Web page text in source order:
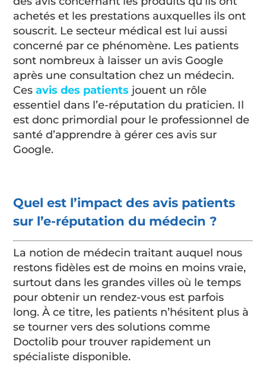
achetés et les prestations auxquelles ils ont
souscrit. Le secteur médical est lui aussi
concerné par ce phénomène. Les patients
sont nombreux à laisser un avis Google
après une consultation chez un médecin.
Cesavis des patients jouent un rôle
essentiel dans l’e-réputation du praticien. Il
est donc primordial pour le professionnel de
santé d’apprendre à gérer ces avis sur
Google.
Quel est l’impact des avis patients
sur l’e-réputation du médecin ?
La notion de médecin traitant auquel nous
restons fidèles est de moins en moins vraie,
surtout dans les grandes villes où le temps
pour obtenir un rendez-vous est parfois
long. À ce titre, les patients n’hésitent plus à
se tourner vers des solutions comme
Doctolib pour trouver rapidement un
spécialiste disponible.